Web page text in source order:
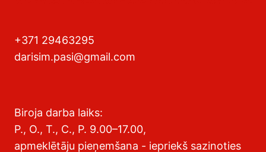
+371 29463295
darisim.pasi@gmail.com
Biroja darba laiks:
P., O., T., C., P. 9.00–17.00,
apmeklētāju pieņemšana - iepriekš sazinoties